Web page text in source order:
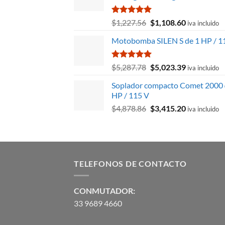
Valorado
con
de 5
$1,227.56 El
original
era:
$1,227.56.
$1,108.60El
actual
$1,108.60.
iva incluido
Motobomba SILEN S de 1 HP /
Valorado
con
de 5
$5,287.78 El
original
$5,287.78.
$5,023.39El
actual
$5,023.39.
iva incluido
Soplador compacto Comet 2000
HP / 115 V
$4,878.86 El
era:
$3,415.20El
es:
iva incluido
TELEFONOS DE CONTACTO
CONMUTADOR:
33 9689 4660